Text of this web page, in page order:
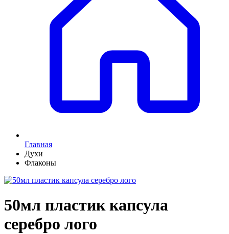
Главная
Духи
Флаконы
50мл пластик капсула
серебро лого